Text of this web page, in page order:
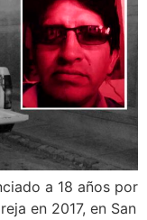
a 18 años por
en 2017, en San